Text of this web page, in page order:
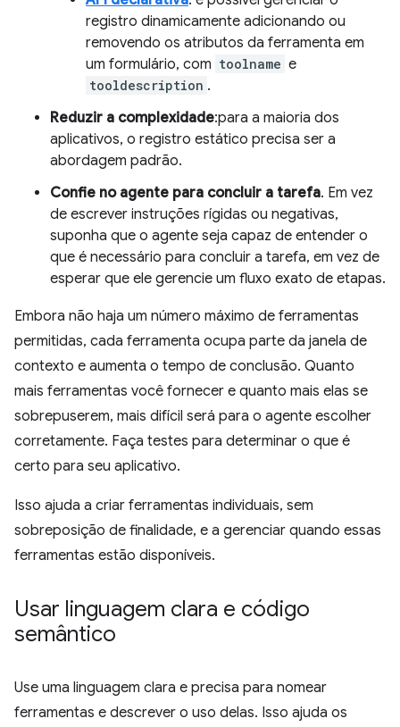
registro dinamicamente adicionando ou
removendo os atributos da ferramenta em
um formulário, com toolname e
tooldescription .
Reduzir a complexidade:para a maioria dos
aplicativos, o registro estático precisa ser a
abordagem padrão.
Confie no agente para concluir a tarefa. Em vez
de escrever instruções rígidas ou negativas,
suponha que o agente seja capaz de entender o
que é necessário para concluir a tarefa, em vez de
esperar que ele gerencie um fluxo exato de etapas.
Embora não haja um número máximo de ferramentas
permitidas, cada ferramenta ocupa parte da janela de
contexto e aumenta o tempo de conclusão. Quanto
mais ferramentas você fornecer e quanto mais elas se
sobrepuserem, mais difícil será para o agente escolher
corretamente. Faça testes para determinar o que é
certo para seu aplicativo.
Isso ajuda a criar ferramentas individuais, sem
sobreposição de finalidade, e a gerenciar quando essas
ferramentas estão disponíveis.
Usar linguagem clara e código
semântico
Use uma linguagem clara e precisa para nomear
ferramentas e descrever o uso delas. Isso ajuda os